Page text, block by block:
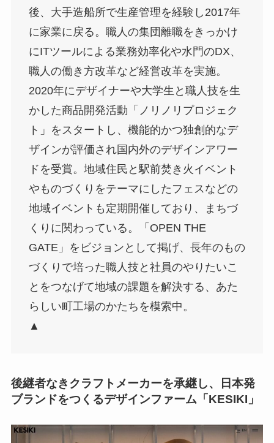
後、大手造船所で生産管理を経験し2017年
に家業に戻る。職人の集団離職をきっかけ
にITツールによる業務効率化や水門のDX、
職人の働き方改革など経営改革を実施。
2020年にデザイナーや大学生と職人技を生
かした商品開発活動「ノリノリプロジェク
ト」をスタートし、機能的かつ独創的なデ
ザインが評価され国内外のデザインアワー
ドを受賞。地域住民と駅前焚き火イベント
やものづくりをテーマにしたフェスなどの
地域イベントも定期開催しており、まちづ
くりに関わっている。「OPEN THE
GATE」をビジョンとして掲げ、長年のもの
づくりで培った職人技と社員のやりたいこ
とをつなげて地域の課題を解決する、あた
らしい町工場のかたちを模索中。
▲
後継者なきクラフトメーカーを承継し、日本発
ブランドをつくるデザインファーム「KESIKI」